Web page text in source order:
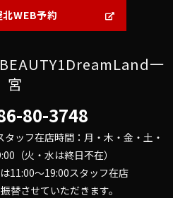
WEB予約
一
宮
80-3748
ッフ在店時間：月・木・金・土・
（火・水は終日不在）
11:00～19:00スタッフ在店
替させていただきます。